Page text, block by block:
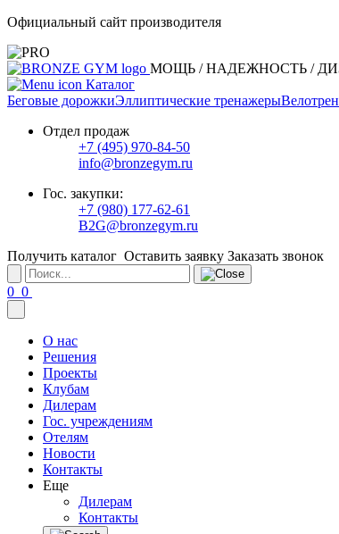
Официальный сайт производителя
МОЩЬ / НАДЕЖНОСТЬ /
Каталог
Беговые дорожкиЭллиптические тренажеры
Отдел продаж
+7 (495) 970-84-50
info@bronzegym.ru
Гос. закупки:
+7 (980) 177-62-61
B2G@bronzegym.ru
Получить каталог Оставить заявку Заказать звонок
0 0
О нас
Решения
Проекты
Клубам
Дилерам
Гос. учреждениям
Отелям
Новости
Контакты
Еще
Дилерам
Контакты